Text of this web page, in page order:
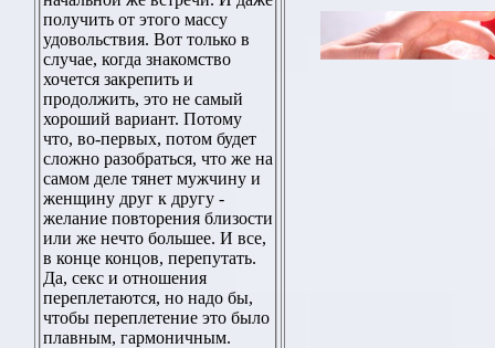
получить от этого массу
удовольствия. Вот только в
случае, когда знакомство
хочется закрепить и
продолжить, это не самый
хороший вариант. Потому
что, во-первых, потом будет
сложно разобраться, что же на
самом деле тянет мужчину и
женщину друг к другу -
желание повторения близости
или же нечто большее. И все,
в конце концов, перепутать.
Да, секс и отношения
переплетаются, но надо бы,
чтобы переплетение это было
плавным, гармоничным.